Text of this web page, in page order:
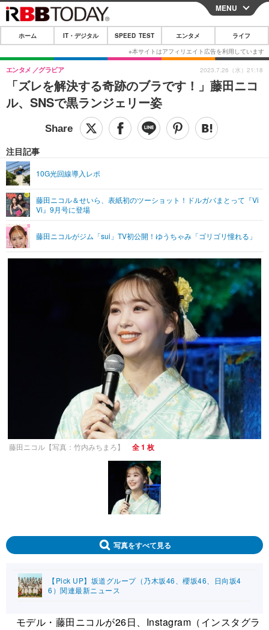
CLOSE
ホーム
IT・デジタル
IT・デジタルTOP スマートフォン
ショッピング その他
SPEED TEST
エンタメTOP 映画・ドラマ
グラビア
ショッピング その他
ライフTOP
その他
リリース一覧
プッシュ通知の停止方法
MENU
ホーム IT・デジタル SPEED TEST エンタメ ライフ
「ズレを解決する奇跡のブラです！」藤田ニコ
ル、SNSで黒ランジェリー姿
エンタメ グラビア
注目記事
10G光回線導入レポ
藤田ニコル＆せいら、表紙初のツーショット！ドルガバまとって『Vi
Vi』9月号に登場
藤田ニコルがジム「sui」TV初公開！ゆうちゃみ「ゴリゴリ憧れる」
2023.7.26（水）21:18
藤田ニコル【写真：竹内みちまろ】 全 1 枚
写真をすべて見る
【Pick UP】坂道グループ（乃木坂46、櫻坂46、日向坂4
6）関連最新ニュース
モデル・藤田ニコルが26日、Instagram（インスタグラ